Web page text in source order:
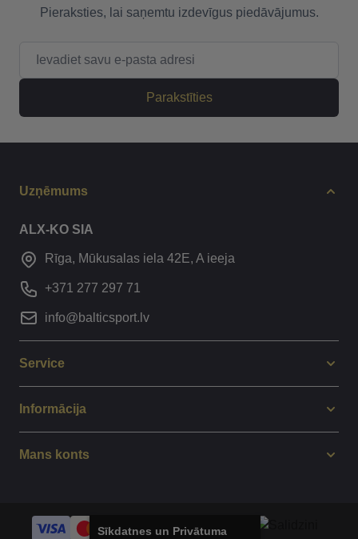
Pieraksties, lai saņemtu izdevīgus piedāvājumus.
Parakstīties
Uzņēmums
ALX-KO SIA
Rīga, Mūkusalas iela 42E, A ieeja
+371 277 297 71
info@balticsport.lv
Service
Informācija
Mans konts
Sīkdatnes un Privātuma